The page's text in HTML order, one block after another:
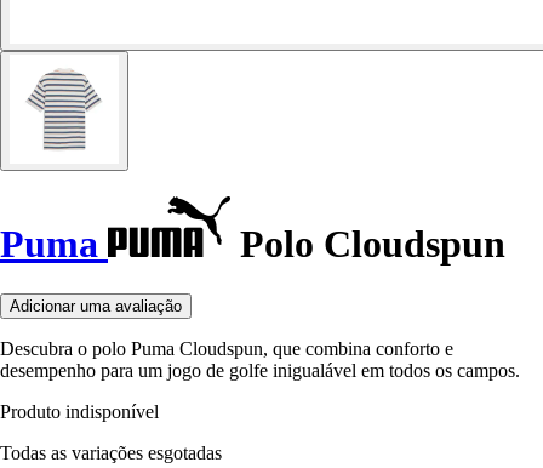
Puma Polo Cloudspun
Adicionar uma avaliação
Descubra o polo Puma Cloudspun, que combina conforto e
desempenho para um jogo de golfe inigualável em todos os campos.
Produto indisponível
Todas as variações esgotadas